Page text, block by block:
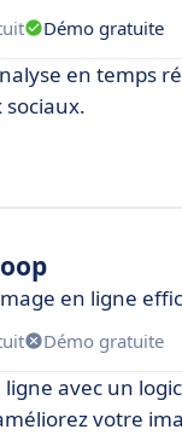
Démo gratuite
en temps
en ligne
Démo gratuite
avec un
votre